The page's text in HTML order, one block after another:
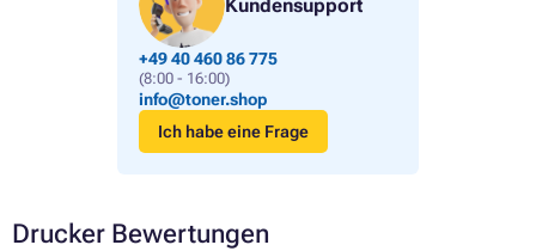
Kundensupport
+49 40 460 86 775
(8:00 - 16:00)
info@toner.shop
Ich habe eine Frage
Drucker Bewertungen